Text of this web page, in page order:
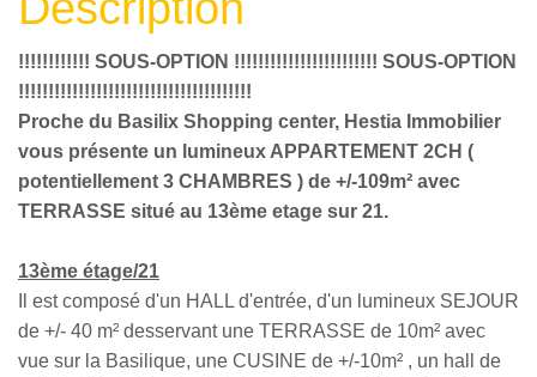
!!!!!!!!!!!! SOUS-OPTION !!!!!!!!!!!!!!!!!!!!!!!! SOUS-OPTION
!!!!!!!!!!!!!!!!!!!!!!!!!!!!!!!!!!!!!!!
Proche du Basilix Shopping center, Hestia Immobilier
vous présente un lumineux APPARTEMENT 2CH (
potentiellement 3 CHAMBRES ) de +/-109m² avec
TERRASSE situé au 13ème etage sur 21.
13ème étage/21
Il est composé d'un HALL d'entrée, d'un lumineux SEJOUR
de +/- 40 m² desservant une TERRASSE de 10m² avec
vue sur la Basilique, une CUSINE de +/-10m² , un hall de